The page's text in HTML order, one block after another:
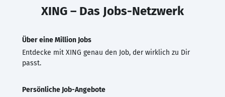
XING – Das Jobs-Netzwerk
Über eine Million Jobs
Entdecke mit XING genau den Job, der wirklich zu Dir
passt.
Persönliche Job-Angebote